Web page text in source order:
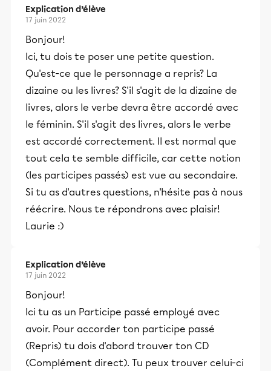
Explication d’élève
17 juin 2022
Bonjour!
Ici, tu dois te poser une petite question.
Qu'est-ce que le personnage a repris? La
dizaine ou les livres? S'il s'agit de la dizaine de
livres, alors le verbe devra être accordé avec
le féminin. S'il s'agit des livres, alors le verbe
est accordé correctement. Il est normal que
tout cela te semble difficile, car cette notion
(les participes passés) est vue au secondaire.
Si tu as d'autres questions, n'hésite pas à nous
réécrire. Nous te répondrons avec plaisir!
Laurie :)
Explication d’élève
17 juin 2022
Bonjour!
Ici tu as un Participe passé employé avec
avoir. Pour accorder ton participe passé
(Repris) tu dois d'abord trouver ton CD
(Complément direct). Tu peux trouver celui-ci